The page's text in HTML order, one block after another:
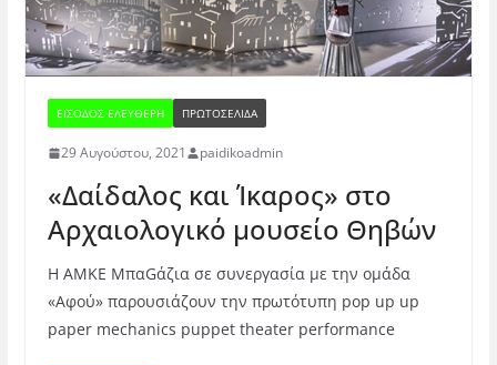
ΕΊΣΟΔΟΣ ΕΛΕΎΘΕΡΗ ΠΡΩΤΟΣΕΛΙΔΑ
29 Αυγούστου, 2021 paidikoadmin
«Δαίδαλος και Ίκαρος» στο
Αρχαιολογικό μουσείο Θηβών
Η ΑΜΚΕ MπαGάζια σε συνεργασία με την ομάδα
«Αφού» παρουσιάζουν την πρωτότυπη pop up up
paper mechanics puppet theater performance